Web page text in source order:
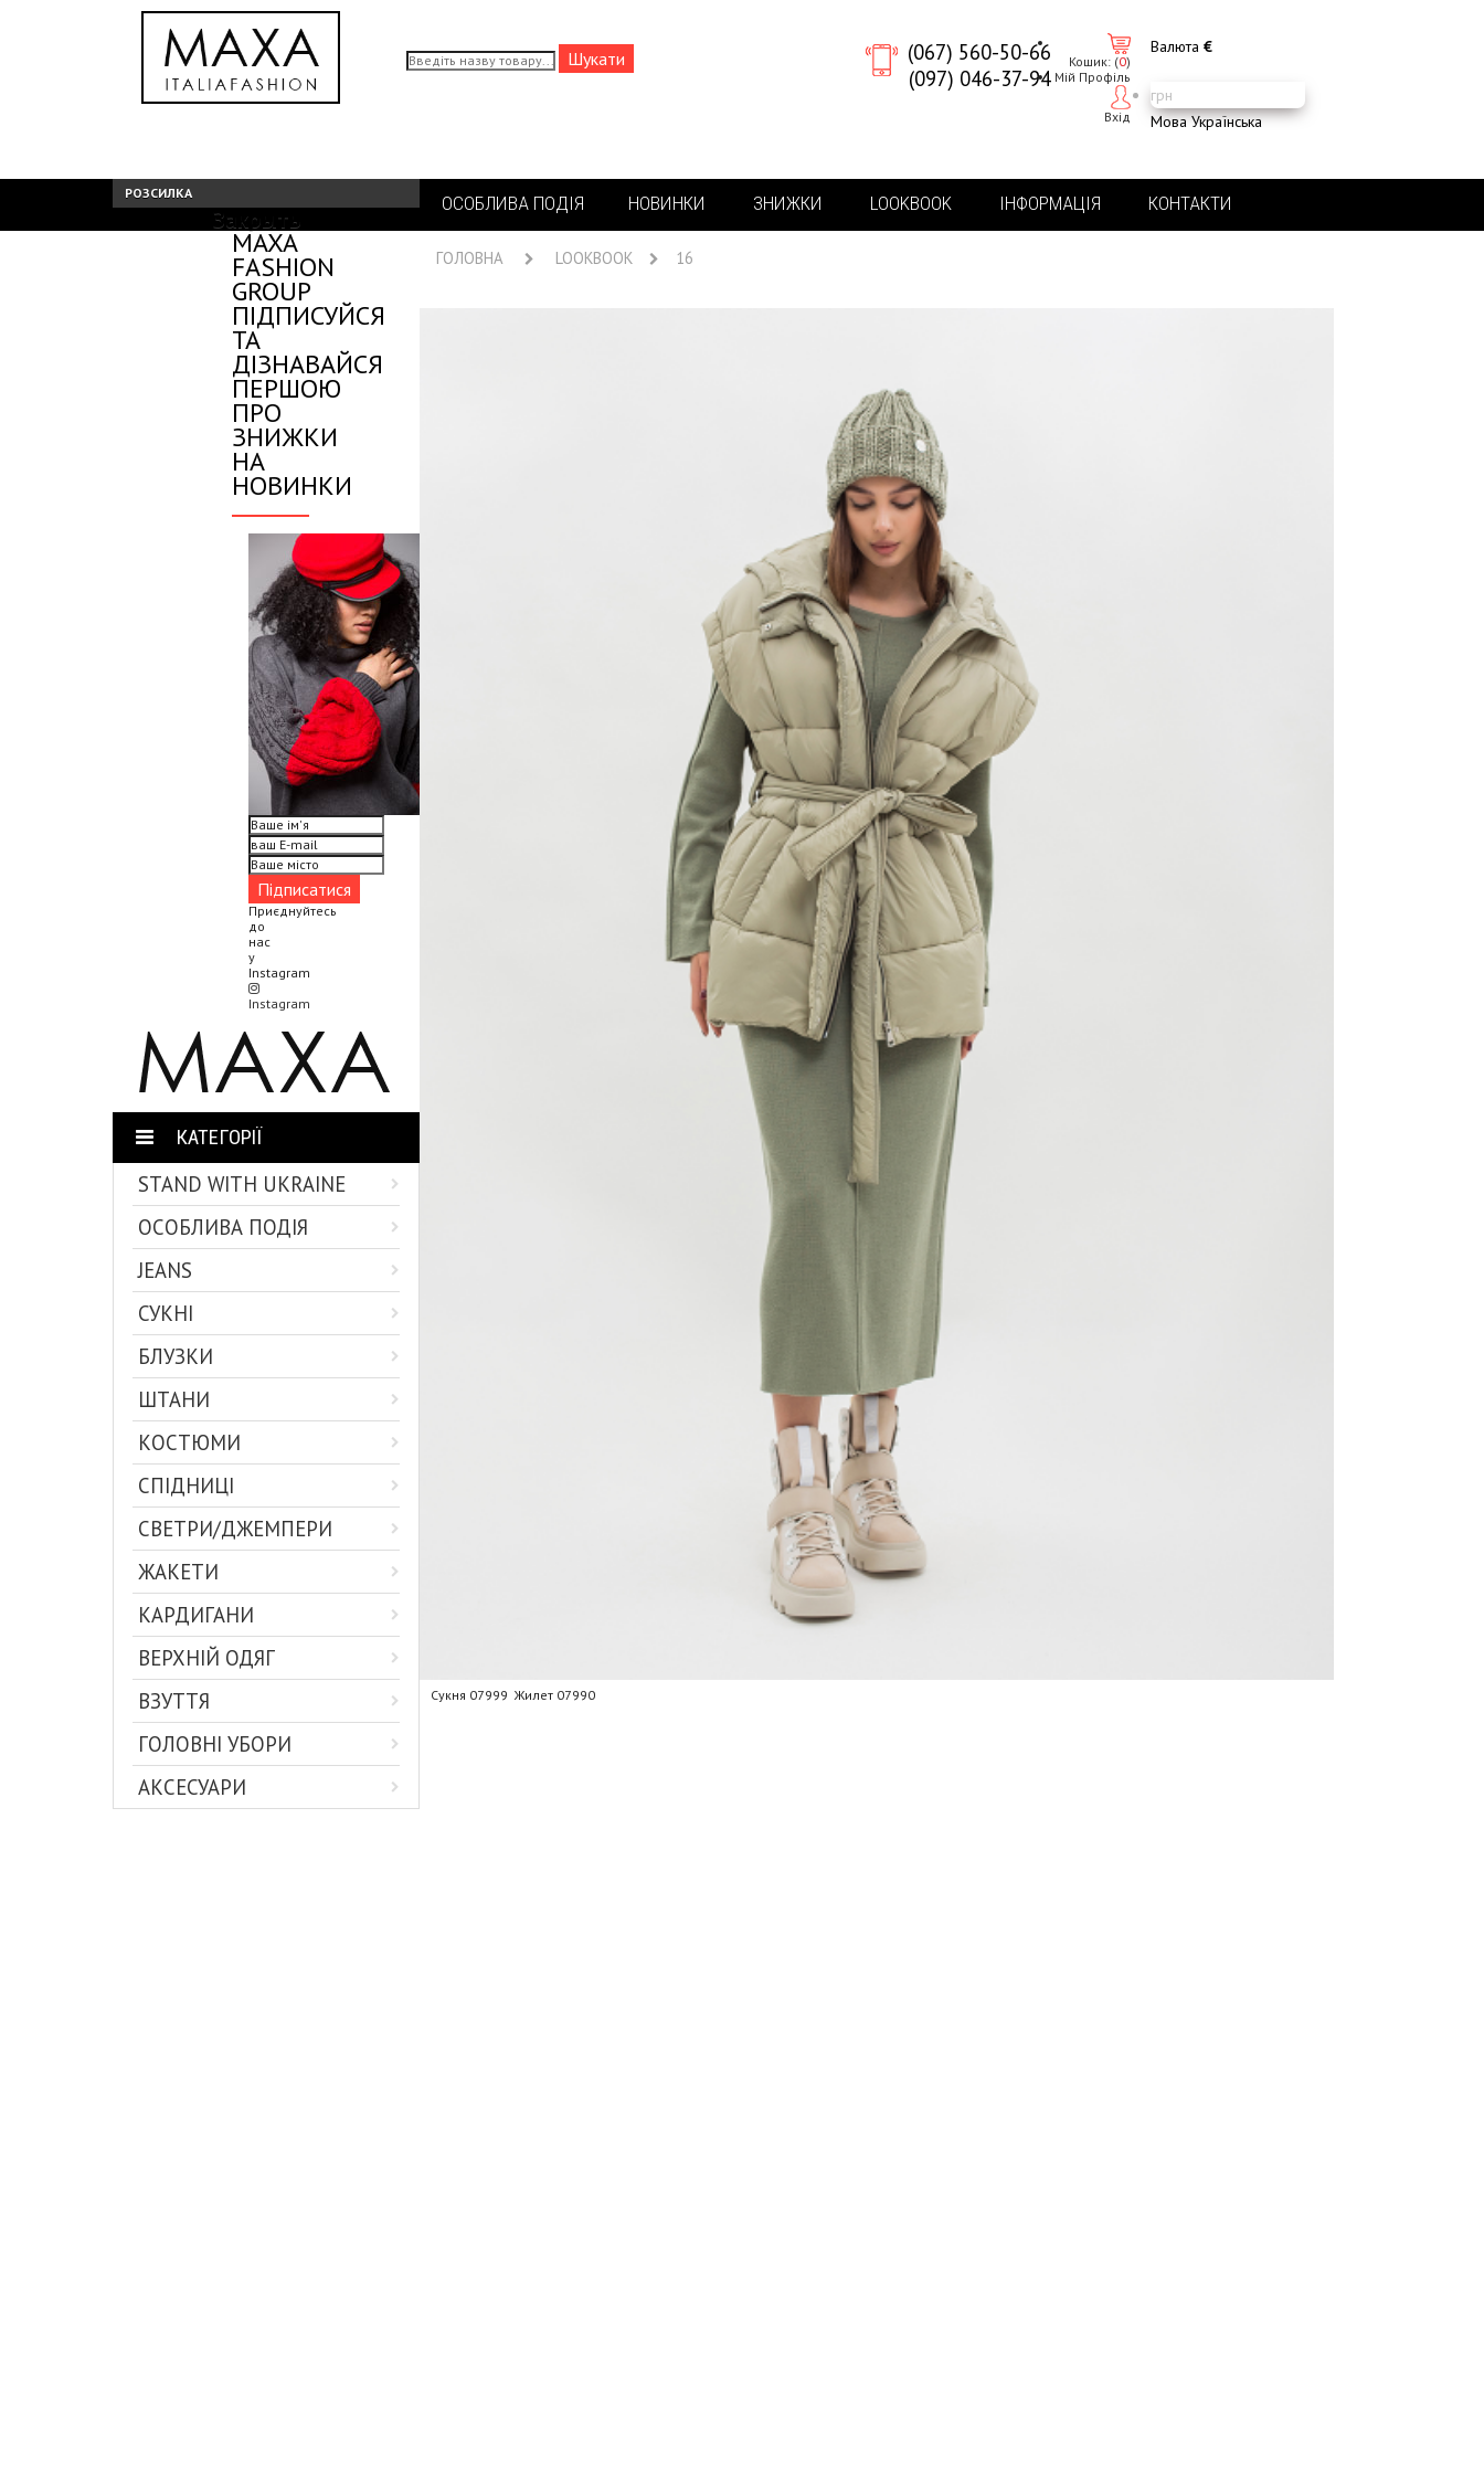
(067) 560-50-66
(097) 046-37-94
Кошик: (0)
Мій Профіль
Вхід
Валюта €
грн
МоваУкраїнська
РОЗСИЛКА
Закрыть
MAXA
FASHION
GROUP
ПІДПИСУЙСЯ
ТА
ДІЗНАВАЙСЯ
ПЕРШОЮ
ПРО
ЗНИЖКИ
НА
НОВИНКИ
Приєднуйтесь
до
нас
у
Instagram
Instagram
КАТЕГОРІЇ
STAND WITH UKRAINE
ОСОБЛИВА ПОДІЯ
JEANS
СУКНІ
БЛУЗКИ
ШТАНИ
КОСТЮМИ
СПІДНИЦІ
СВЕТРИ/ДЖЕМПЕРИ
ЖАКЕТИ
КАРДИГАНИ
ВЕРХНІЙ ОДЯГ
ВЗУТТЯ
ГОЛОВНІ УБОРИ
АКСЕСУАРИ
ОСОБЛИВА ПОДІЯ НОВИНКИ ЗНИЖКИ LOOKBOOK ІНФОРМАЦІЯ КОНТАКТИ
ГОЛОВНА LOOKBOOK 16
Сукня 07999 Жилет 07990